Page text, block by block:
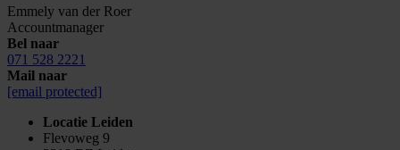
Emmely van der Roer
Accountmanager
Bel naar
071 528 2221
Mail naar
[email protected]
Locatie Leiden
Flevoweg 9